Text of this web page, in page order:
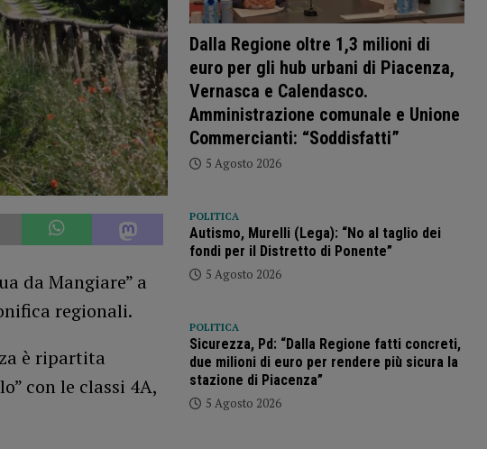
da Mangiare” a
regionali.
è ripartita
con le classi 4A,
Dalla Regione oltre 1,3 milioni di
euro per gli hub urbani di Piacenza,
Vernasca e Calendasco.
Amministrazione comunale e Unione
Commercianti: “Soddisfatti”
5 Agosto 2026
POLITICA
Autismo, Murelli (Lega): “No al taglio dei
fondi per il Distretto di Ponente”
5 Agosto 2026
POLITICA
Sicurezza, Pd: “Dalla Regione fatti concreti,
due milioni di euro per rendere più sicura la
stazione di Piacenza”
5 Agosto 2026